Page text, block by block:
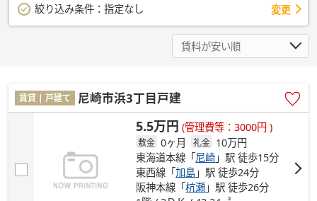
絞り込み条件： 指定なし 変更
賃貸 | 戸建て 尼崎市浜3丁目戸建
5.5万円 (管理費等：3000円 )
敷金 0ヶ月 礼金 10万円
東海道本線「尼崎 」駅 徒歩15分
東西線「加島 」駅 徒歩24分
阪神本線「杭瀬 」駅 徒歩26分